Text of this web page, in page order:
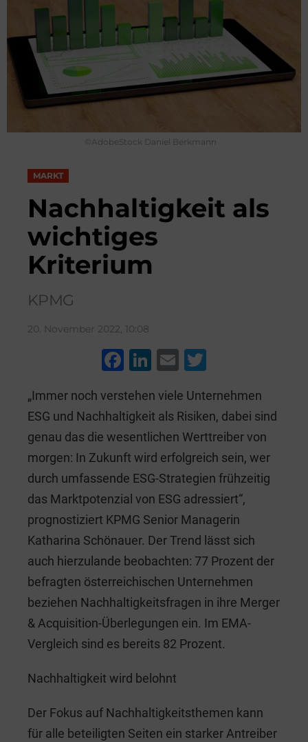
©AdobeStock Daniel Berkmann
MARKT
Nachhaltigkeit als
wichtiges
Kriterium
KPMG
20. November 2022, 10:08
F
c
e
b
o
o
k
Li
k
e
dI
n
E
ai
l
tt
er
„Immer noch verstehen viele Unternehmen
ESG und Nachhaltigkeit als Risiken, dabei sind
genau das die wesentlichen Werttreiber von
morgen: In Zukunft wird erfolgreich sein, wer
durch umfassende ESG-Strategien frühzeitig
das Marktpotenzial von ESG adressiert“,
prognostiziert KPMG Senior Managerin
Katharina Schönauer. Der Trend lässt sich
auch hierzulande beobachten: 77 Prozent der
befragten österreichischen Unternehmen
beziehen Nachhaltigkeitsfragen in ihre Merger
& Acquisition-Überlegungen ein. Im EMA-
Vergleich sind es bereits 82 Prozent.
Nachhaltigkeit wird belohnt
Der Fokus auf Nachhaltigkeitsthemen kann
für alle beteiligten Seiten ein starker Antreiber